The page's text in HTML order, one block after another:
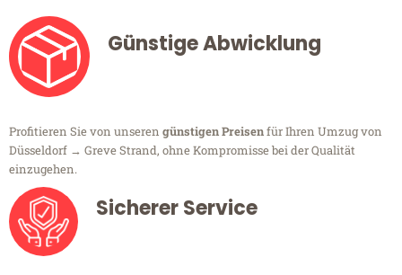
Günstige Abwicklung
Profitieren Sie von unseren günstigen Preisenfür Ihren Umzug von
Düsseldorf → Greve Strand, ohne Kompromisse bei der Qualität
einzugehen.
Sicherer Service